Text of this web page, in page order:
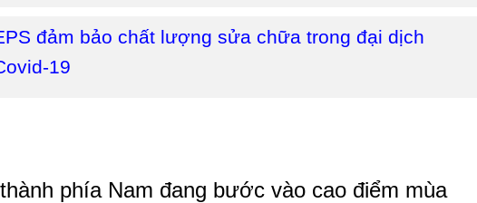
đảm bảo chất lượng sửa chữa trong đại dịch
19
phía Nam đang bước vào cao điểm mùa